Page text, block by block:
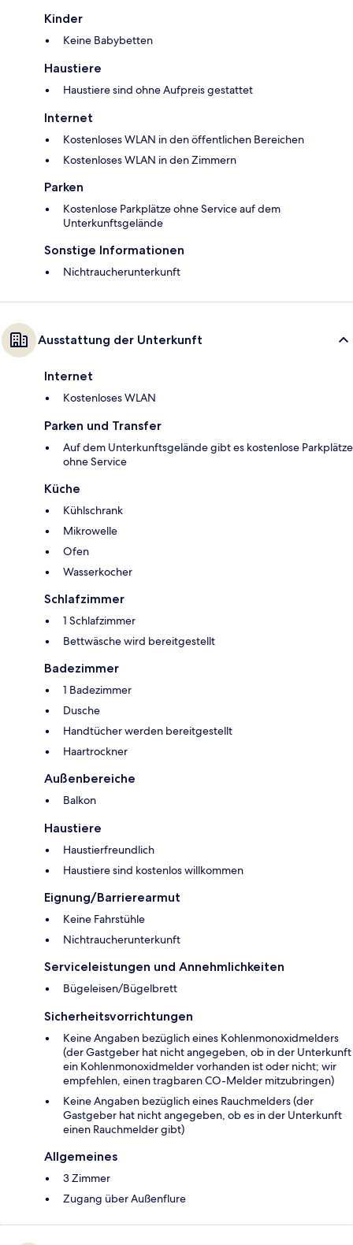
Kinder
Keine Babybetten
Haustiere
Haustiere sind ohne Aufpreis gestattet
Internet
Kostenloses WLAN in den öffentlichen Bereichen
Kostenloses WLAN in den Zimmern
Parken
Kostenlose Parkplätze ohne Service auf dem
Unterkunftsgelände
Sonstige Informationen
Nichtraucherunterkunft
Ausstattung der Unterkunft
Internet
Kostenloses WLAN
Parken und Transfer
Auf dem Unterkunftsgelände gibt es kostenlose Parkplätze
ohne Service
Küche
Kühlschrank
Mikrowelle
Ofen
Wasserkocher
Schlafzimmer
1 Schlafzimmer
Bettwäsche wird bereitgestellt
Badezimmer
1 Badezimmer
Dusche
Handtücher werden bereitgestellt
Haartrockner
Außenbereiche
Balkon
Haustiere
Haustierfreundlich
Haustiere sind kostenlos willkommen
Eignung/Barrierearmut
Keine Fahrstühle
Nichtraucherunterkunft
Serviceleistungen und Annehmlichkeiten
Bügeleisen/Bügelbrett
Sicherheitsvorrichtungen
Keine Angaben bezüglich eines Kohlenmonoxidmelders
(der Gastgeber hat nicht angegeben, ob in der Unterkunft
ein Kohlenmonoxidmelder vorhanden ist oder nicht; wir
empfehlen, einen tragbaren CO-Melder mitzubringen)
Keine Angaben bezüglich eines Rauchmelders (der
Gastgeber hat nicht angegeben, ob es in der Unterkunft
einen Rauchmelder gibt)
Allgemeines
3 Zimmer
Zugang über Außenflure